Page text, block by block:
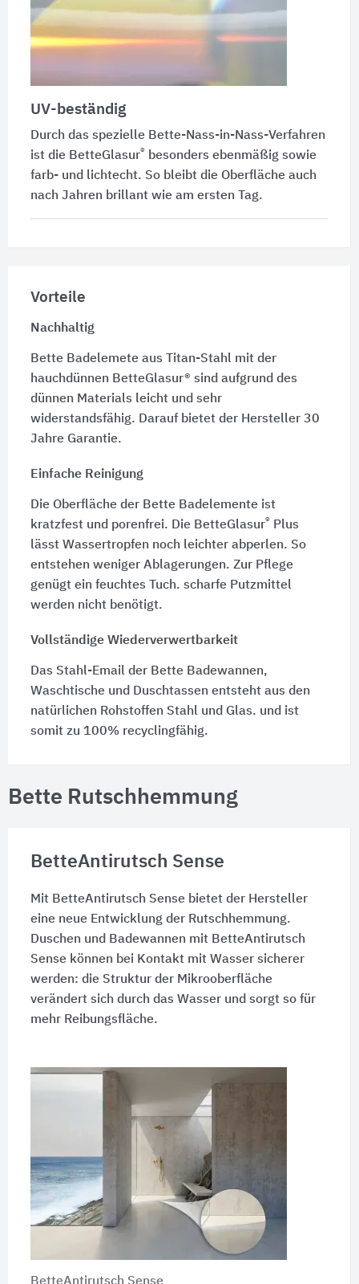
UV-beständig
Durch das spezielle Bette-Nass-in-Nass-Verfahren
ist die BetteGlasur® besonders ebenmäßig sowie
farb- und lichtecht. So bleibt die Oberfläche auch
nach Jahren brillant wie am ersten Tag.
Vorteile
Nachhaltig
Bette Badelemete aus Titan-Stahl mit der
hauchdünnen BetteGlasur® sind aufgrund des
dünnen Materials leicht und sehr
widerstandsfähig. Darauf bietet der Hersteller 30
Jahre Garantie.
Einfache Reinigung
Die Oberfläche der Bette Badelemente ist
kratzfest und porenfrei. Die BetteGlasur® Plus
lässt Wassertropfen noch leichter abperlen. So
entstehen weniger Ablagerungen. Zur Pflege
genügt ein feuchtes Tuch. scharfe Putzmittel
werden nicht benötigt.
Vollständige Wiederverwertbarkeit
Das Stahl-Email der Bette Badewannen,
Waschtische und Duschtassen entsteht aus den
natürlichen Rohstoffen Stahl und Glas. und ist
somit zu 100% recyclingfähig.
Bette Rutschhemmung
BetteAntirutsch Sense
Mit BetteAntirutsch Sense bietet der Hersteller
eine neue Entwicklung der Rutschhemmung.
Duschen und Badewannen mit BetteAntirutsch
Sense können bei Kontakt mit Wasser sicherer
werden: die Struktur der Mikrooberfläche
verändert sich durch das Wasser und sorgt so für
mehr Reibungsfläche.